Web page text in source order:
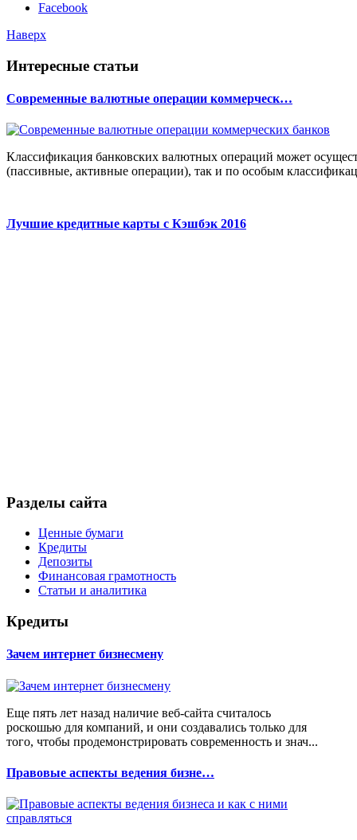
Facebook
Наверх
Интересные статьи
Современные валютные операции коммерческ…
Классификация банковских валютных операций может
(пассивные, активные операции), так и по особым
Лучшие кредитные карты с Кэшбэк 2016
Разделы сайта
Ценные бумаги
Кредиты
Депозиты
Финансовая грамотность
Статьи и аналитика
Кредиты
Зачем интернет бизнесмену
Еще пять лет назад наличие веб-сайта считалось
роскошью для компаний, и они создавались только для
того, чтобы продемонстрировать современность и знач...
Правовые аспекты ведения бизне…